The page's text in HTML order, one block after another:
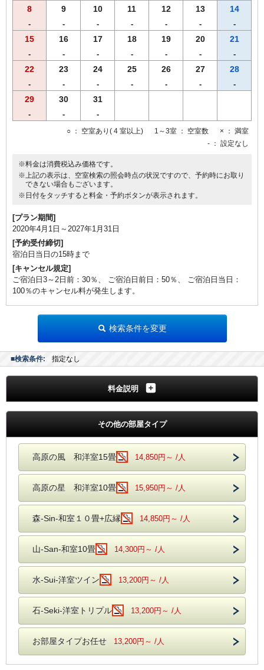
8
-
9
-
10
-
11
-
12
-
13
-
14
-
15
-
16
-
17
-
18
-
19
-
20
-
21
-
22
-
23
-
24
-
25
-
26
-
27
-
28
-
29
-
30
-
31
-
○ ： 空室あり( 4 室以上) 1～3室 ： 空室数 × ： 満室
- ： 設定なし
※料金は消費税込み価格です。
※上記の表示は、空室検索の照会時点の状況ですので、予約時にお取り
できない場合もございます。
※日付をタッチすると料金・予約ボタンが表示されます。
[プラン期間]
2020年4月1日～2027年1月31日
[予約受付締切]
宿泊日当日の15時まで
[キャンセル規定]
ご宿泊日3～2日前：30％、 ご宿泊日前日：50％、 ご宿泊日当日：
100％のキャンセル料が発生します。
検索条件を変更
■検索条件: 指定なし
料金説明
その他の部屋タイプ
高原の風 和洋室15畳 14,850円～ /人
高原の星 和洋室10畳 15,950円～ /人
森-Sin-和室１０畳+広縁 14,850円～ /人
山-San-和室10畳 14,300円～ /人
水-Sui-洋室ツイン 13,200円～ /人
石-Seki-洋室トリプル 13,200円～ /人
お部屋タイプお任せ 13,200円～ /人